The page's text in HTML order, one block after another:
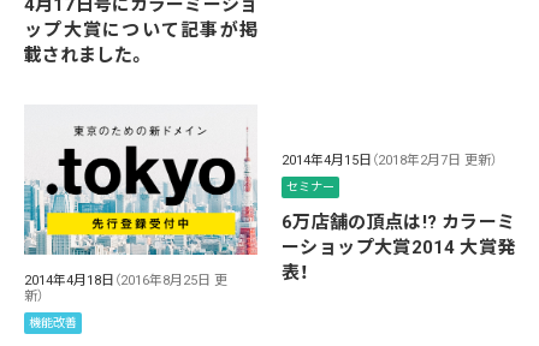
4月17日号にカラーミーショ
ップ大賞について記事が掲
載されました。
2014年4月18日 （2016年8月25日 更
新）
機能改善
2014年4月15日 （2018年2月7日 更新）
セミナー
6万店舗の頂点は!? カラーミ
ーショップ大賞2014 大賞発
表！